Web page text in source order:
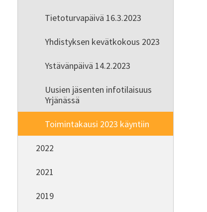
Tietoturvapäivä 16.3.2023
Yhdistyksen kevätkokous 2023
Ystävänpäivä 14.2.2023
Uusien jäsenten infotilaisuus
Yrjänässä
Toimintakausi 2023 käyntiin
2022
2021
2019